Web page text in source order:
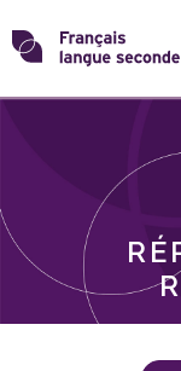
Skip
toTransformons
langue
THÈMES